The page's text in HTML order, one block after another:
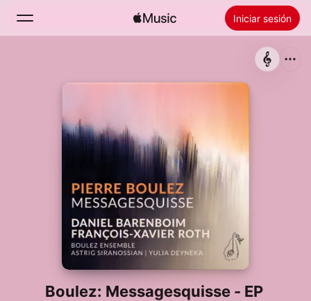
Iniciar sesión
Novedades
Instalar Apple Music
Boulez: Messagesquisse - EP